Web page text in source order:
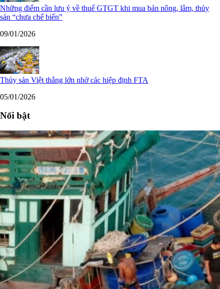
Những điểm cần lưu ý về thuế GTGT khi mua bán nông, lâm, thủy
sản “chưa chế biến”
09/01/2026
Thủy sản Việt thắng lớn nhờ các hiệp định FTA
05/01/2026
Nổi bật